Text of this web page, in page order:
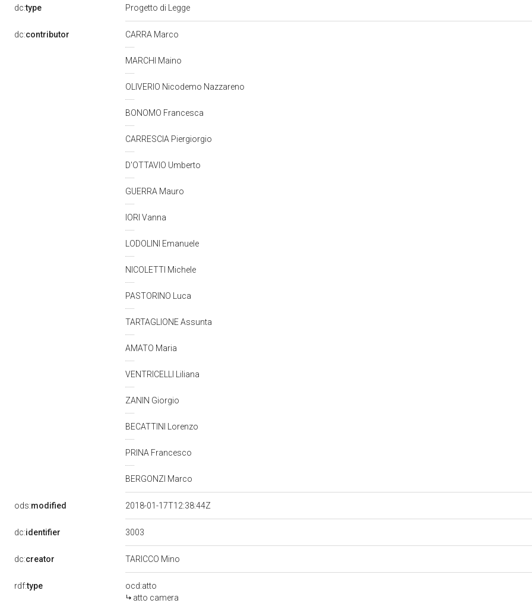
dc:type Progetto di Legge
dc:contributor CARRA Marco
MARCHI Maino
OLIVERIO Nicodemo Nazzareno
BONOMO Francesca
CARRESCIA Piergiorgio
D'OTTAVIO Umberto
GUERRA Mauro
IORI Vanna
LODOLINI Emanuele
NICOLETTI Michele
PASTORINO Luca
TARTAGLIONE Assunta
AMATO Maria
VENTRICELLI Liliana
ZANIN Giorgio
BECATTINI Lorenzo
PRINA Francesco
BERGONZI Marco
ods:modified 2018-01-17T12:38:44Z
dc:identifier 3003
dc:creator TARICCO Mino
rdf:type
ocd:atto
atto camera